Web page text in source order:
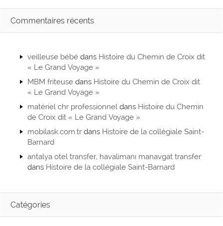
Commentaires récents
veilleuse bébé dans Histoire du Chemin de Croix dit
« Le Grand Voyage »
MBM friteuse dans Histoire du Chemin de Croix dit
« Le Grand Voyage »
matériel chr professionnel dans Histoire du Chemin
de Croix dit « Le Grand Voyage »
mobilask.com.tr dans Histoire de la collégiale Saint-
Barnard
antalya otel transfer, havalimanı manavgat transfer
dans Histoire de la collégiale Saint-Barnard
Catégories